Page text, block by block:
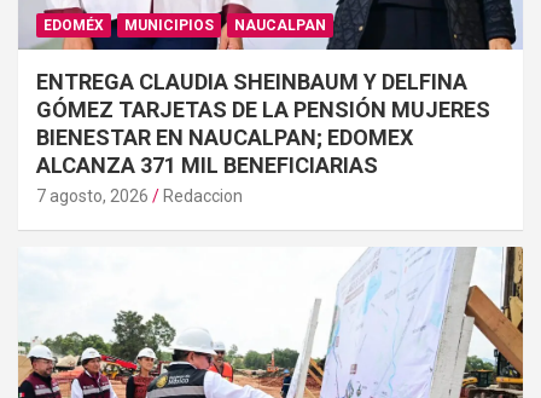
EDOMÉX MUNICIPIOS NAUCALPAN
ENTREGA CLAUDIA SHEINBAUM Y DELFINA
GÓMEZ TARJETAS DE LA PENSIÓN MUJERES
BIENESTAR EN NAUCALPAN; EDOMEX
ALCANZA 371 MIL BENEFICIARIAS
7 agosto, 2026 Redaccion